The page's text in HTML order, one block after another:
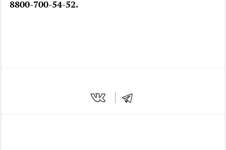
8800-700-54-52.